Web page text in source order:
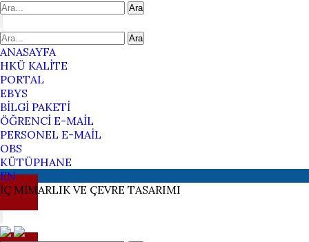
Ara
Ara
ANASAYFA
HKÜ KALİTE
PORTAL
EBYS
BİLGİ PAKETİ
ÖĞRENCİ E-MAİL
PERSONEL E-MAİL
OBS
KÜTÜPHANE
EN
İÇ MİMARLIK VE ÇEVRE TASARIMI